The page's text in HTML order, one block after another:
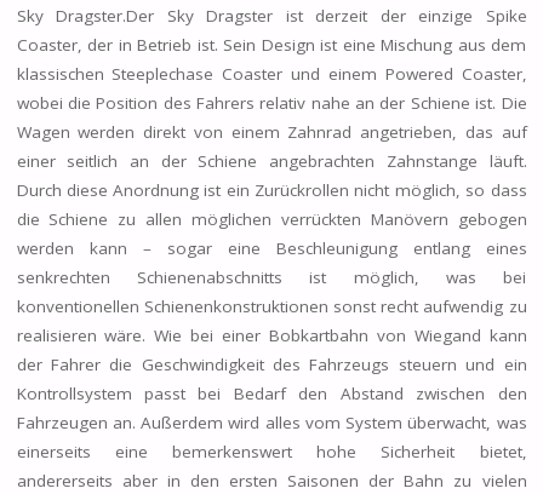
Sky Dragster.Der Sky Dragster ist derzeit der einzige Spike
Coaster, der in Betrieb ist. Sein Design ist eine Mischung aus dem
klassischen Steeplechase Coaster und einem Powered Coaster,
wobei die Position des Fahrers relativ nahe an der Schiene ist. Die
Wagen werden direkt von einem Zahnrad angetrieben, das auf
einer seitlich an der Schiene angebrachten Zahnstange läuft.
Durch diese Anordnung ist ein Zurückrollen nicht möglich, so dass
die Schiene zu allen möglichen verrückten Manövern gebogen
werden kann – sogar eine Beschleunigung entlang eines
senkrechten Schienenabschnitts ist möglich, was bei
konventionellen Schienenkonstruktionen sonst recht aufwendig zu
realisieren wäre. Wie bei einer Bobkartbahn von Wiegand kann
der Fahrer die Geschwindigkeit des Fahrzeugs steuern und ein
Kontrollsystem passt bei Bedarf den Abstand zwischen den
Fahrzeugen an. Außerdem wird alles vom System überwacht, was
einerseits eine bemerkenswert hohe Sicherheit bietet,
andererseits aber in den ersten Saisonen der Bahn zu vielen